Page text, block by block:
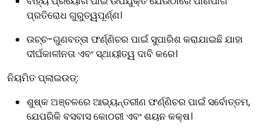
ପ୍ରତିରୋଧ ଗୁରୁତ୍ୱପୂର୍ଣ୍ଣ।
ଉଚ୍ଚ-ଗୁଣବତ୍ତା ଫର୍ଣ୍ଣିଚର ପାଇଁ ସୁପାରିଶ କରାଯାଇଛି ଯାହା
ଦୀର୍ଘକାଳୀନତା ଏବଂ ସ୍ଥାୟୀତ୍ୱ ଦାବି କରେ।
ନିୟମିତ ପ୍ଲାଇଉଡ୍:
ଶୁଷ୍କ ଅଞ୍ଚଳରେ ଆଭ୍ୟନ୍ତରୀଣ ଫର୍ଣ୍ଣିଚର ପାଇଁ ସର୍ବୋତ୍ତମ,
ଯେପରିକି ବସବାସ କୋଠରୀ ଏବଂ ଶୟନ କକ୍ଷ।